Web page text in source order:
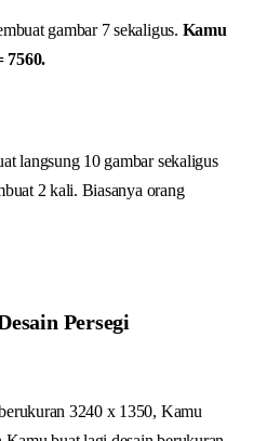
gambar 7 sekaligus. Kamu
7560.
langsung 10 gambar sekaligus
2 kali. Biasanya orang
Persegi
3240 x 1350, Kamu